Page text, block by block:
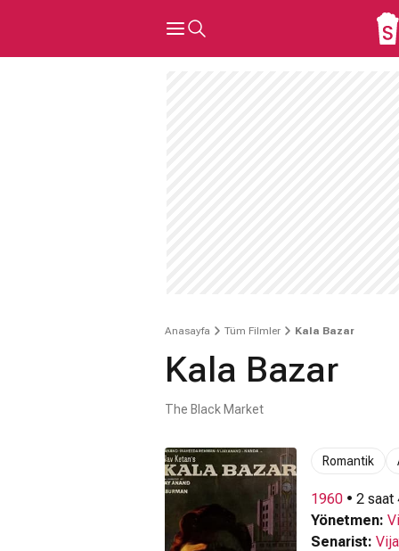
Anasayfa Tüm Filmler Kala Bazar
Kala Bazar
The Black Market
Romantik
1960 • 2 saat
Yönetmen:
Senarist: